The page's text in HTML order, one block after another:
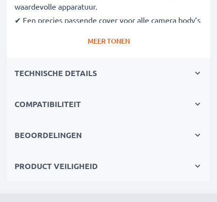
waardevolle apparatuur.
✔ Een precies passende cover voor alle camera body’s
impact
camera in een tas als je op onderzoek bent
MEER TONEN
TECHNISCHE DETAILS
COMPATIBILITEIT
BEOORDELINGEN
PRODUCT VEILIGHEID